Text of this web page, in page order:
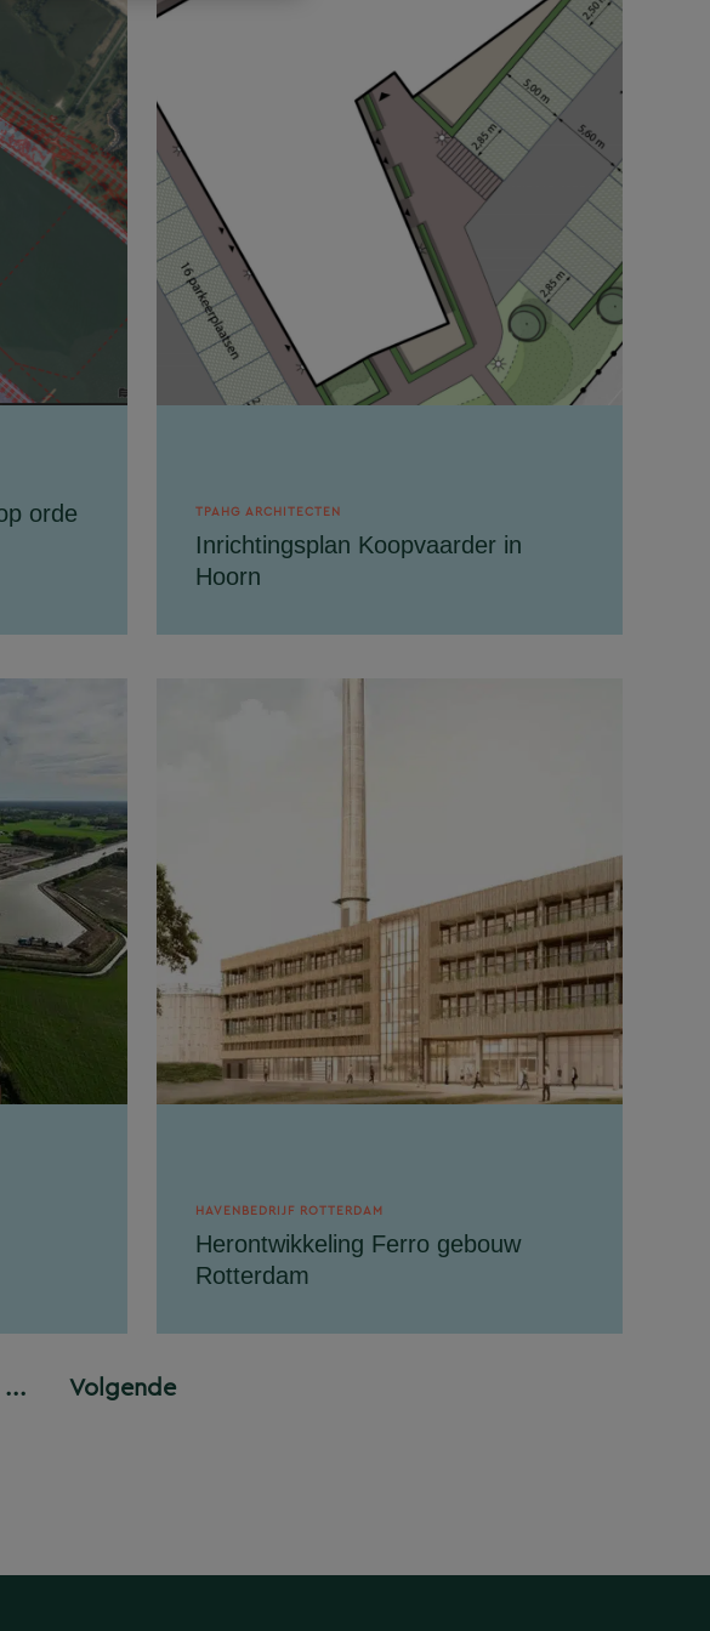
orde
als
TPAHG ARCHITECTEN
Inrichtingsplan Koopvaarder in
Hoorn
kantoorpand dat wordt omgevormd naar
circa
HAVENBEDRIJF ROTTERDAM
Herontwikkeling Ferro gebouw
Rotterdam
Havenbedrijf Rotterdam tijdens de
... Volgende